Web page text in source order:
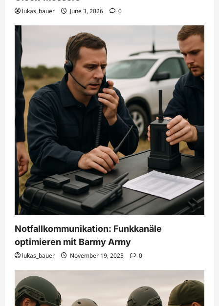
lukas_bauer June 3, 2026 0
Notfallkommunikation: Funkkanäle
optimieren mit Barmy Army
lukas_bauer November 19, 2025 0